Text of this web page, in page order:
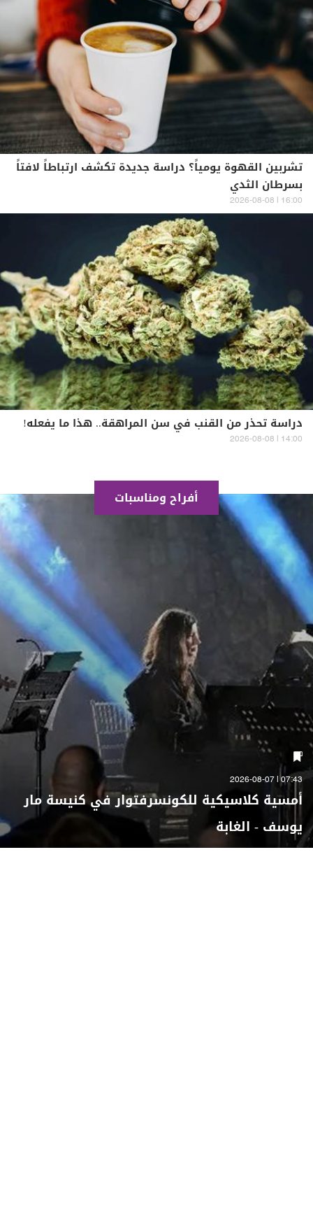
تشربين القهوة يومياً؟ دراسة جديدة تكشف ارتباطاً لافتاً
بسرطان الثدي
16:00 | 2026-08-08
دراسة تحذر من القنب في سن المراهقة.. هذا ما يفعله!
14:00 | 2026-08-08
07:43 | 2026-08-07
أمسية كلاسيكية للكونسرفتوار في كنيسة مار
يوسف - الغابة
أفراح ومناسبات